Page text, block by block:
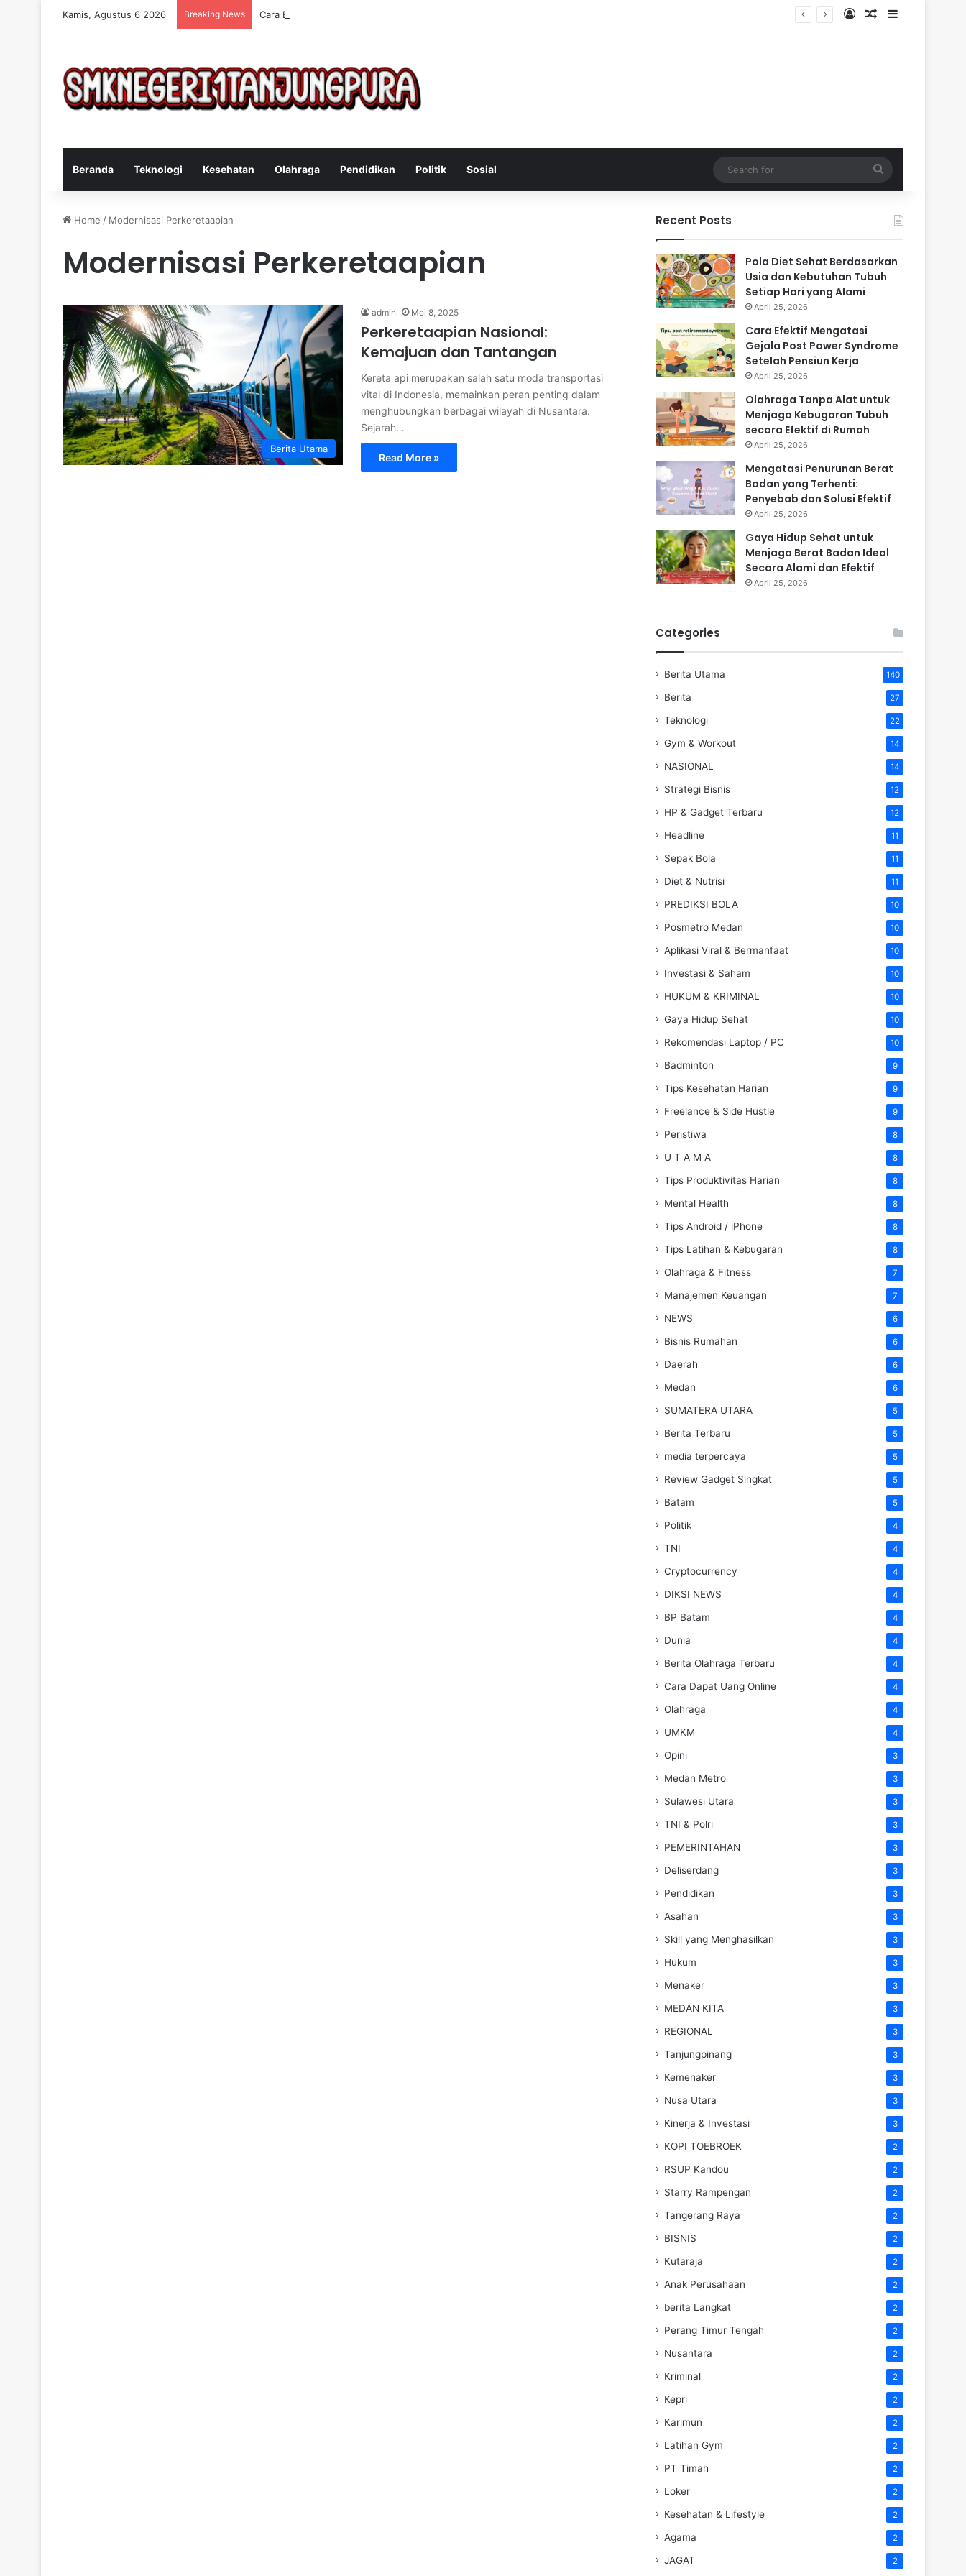
Kamis, Agustus 6 2026 Breaking News Cara Efektif Mengatasi Gejala Post Power Syndrome Setelah Pensiun Kerja Log InRandom Article
Sidebar
Beranda Teknologi Kesehatan Olahraga Pendidikan Politik Sosial
for
Home / Modernisasi Perkeretaapian
Modernisasi Perkeretaapian
Berita Utama
admin Mei 8, 2025
Perkeretaapian Nasional:
Kemajuan dan Tantangan
Kereta api merupakan salah satu moda transportasi
vital di Indonesia, memainkan peran penting dalam
menghubungkan berbagai wilayah di Nusantara.
Sejarah…
Read More »
Recent Posts
Pola Diet Sehat Berdasarkan
Usia dan Kebutuhan Tubuh
Setiap Hari yang Alami
April 25, 2026
Cara Efektif Mengatasi
Gejala Post Power Syndrome
Setelah Pensiun Kerja
April 25, 2026
Olahraga Tanpa Alat untuk
Menjaga Kebugaran Tubuh
secara Efektif di Rumah
April 25, 2026
Mengatasi Penurunan Berat
Badan yang Terhenti:
Penyebab dan Solusi Efektif
April 25, 2026
Gaya Hidup Sehat untuk
Menjaga Berat Badan Ideal
Secara Alami dan Efektif
April 25, 2026
Categories
Berita Utama 140
Berita 27
Teknologi 22
Gym & Workout 14
NASIONAL 14
Strategi Bisnis 12
HP & Gadget Terbaru 12
Headline 11
Sepak Bola 11
Diet & Nutrisi 11
PREDIKSI BOLA 10
Posmetro Medan 10
Aplikasi Viral & Bermanfaat 10
Investasi & Saham 10
HUKUM & KRIMINAL 10
Gaya Hidup Sehat 10
Rekomendasi Laptop / PC 10
Badminton 9
Tips Kesehatan Harian 9
Freelance & Side Hustle 9
Peristiwa 8
U T A M A 8
Tips Produktivitas Harian 8
Mental Health 8
Tips Android / iPhone 8
Tips Latihan & Kebugaran 8
Olahraga & Fitness 7
Manajemen Keuangan 7
NEWS 6
Bisnis Rumahan 6
Daerah 6
Medan 6
SUMATERA UTARA 5
Berita Terbaru 5
media terpercaya 5
Review Gadget Singkat 5
Batam 5
Politik 4
TNI 4
Cryptocurrency 4
DIKSI NEWS 4
BP Batam 4
Dunia 4
Berita Olahraga Terbaru 4
Cara Dapat Uang Online 4
Olahraga 4
UMKM 4
Opini 3
Medan Metro 3
Sulawesi Utara 3
TNI & Polri 3
PEMERINTAHAN 3
Deliserdang 3
Pendidikan 3
Asahan 3
Skill yang Menghasilkan 3
Hukum 3
Menaker 3
MEDAN KITA 3
REGIONAL 3
Tanjungpinang 3
Kemenaker 3
Nusa Utara 3
Kinerja & Investasi 3
KOPI TOEBROEK 2
RSUP Kandou 2
Starry Rampengan 2
Tangerang Raya 2
BISNIS 2
Kutaraja 2
Anak Perusahaan 2
berita Langkat 2
Perang Timur Tengah 2
Nusantara 2
Kriminal 2
Kepri 2
Karimun 2
Latihan Gym 2
PT Timah 2
Loker 2
Kesehatan & Lifestyle 2
Agama 2
JAGAT 2